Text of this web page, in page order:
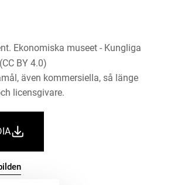
Ekonomiska museet - Kungliga
BY 4.0)
även kommersiella, så länge
licensgivare.